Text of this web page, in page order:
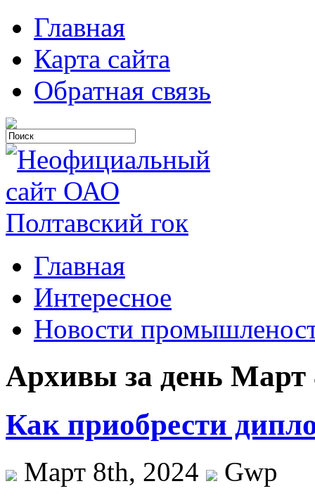
Главная
Карта сайта
Обратная связь
Главная
Интересное
Новости
Архивы за день Март
Как приобрести
Март 8th, 2024
Gwp